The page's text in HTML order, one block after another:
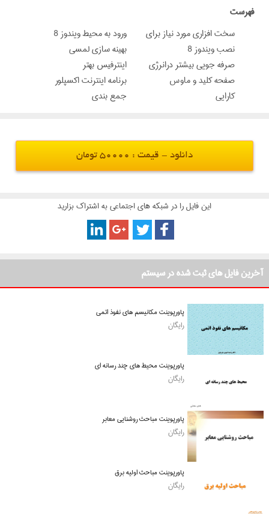
‌فهرست
سخت افزاری مورد نياز برای
نصب ويندوز 8
ورود به محیط ویندوز 8
بهینه سازی لمسی
صرفه جويي بيشتر درانرژي
اينترفيس بهتر
صفحه کلید و ماوس
برنامه اینترنت اکسپلور
کارایی
جمع بندی
دانلود - قیمت : 50000 تومان
این فایل را در شبکه های اجتماعی به اشتراک بزارید
آخرین فایل های ثبت شده در سیستم
پاورپوینت مکانیسم های نفوذ اتمی
رایگان
پاورپوینت محیط های چند رسانه ای
رایگان
پاورپوینت مباحث روشنایی معابر
رایگان
پاورپوینت مباحث اولیه برق
رایگان